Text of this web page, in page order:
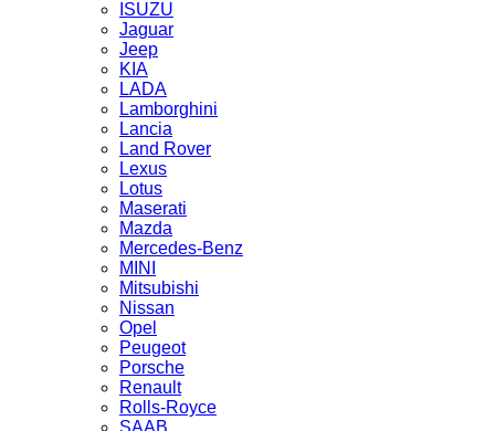
ISUZU
Jaguar
Jeep
KIA
LADA
Lamborghini
Lancia
Land Rover
Lexus
Lotus
Maserati
Mazda
Mercedes-Benz
MINI
Mitsubishi
Nissan
Opel
Peugeot
Porsche
Renault
Rolls-Royce
SAAB